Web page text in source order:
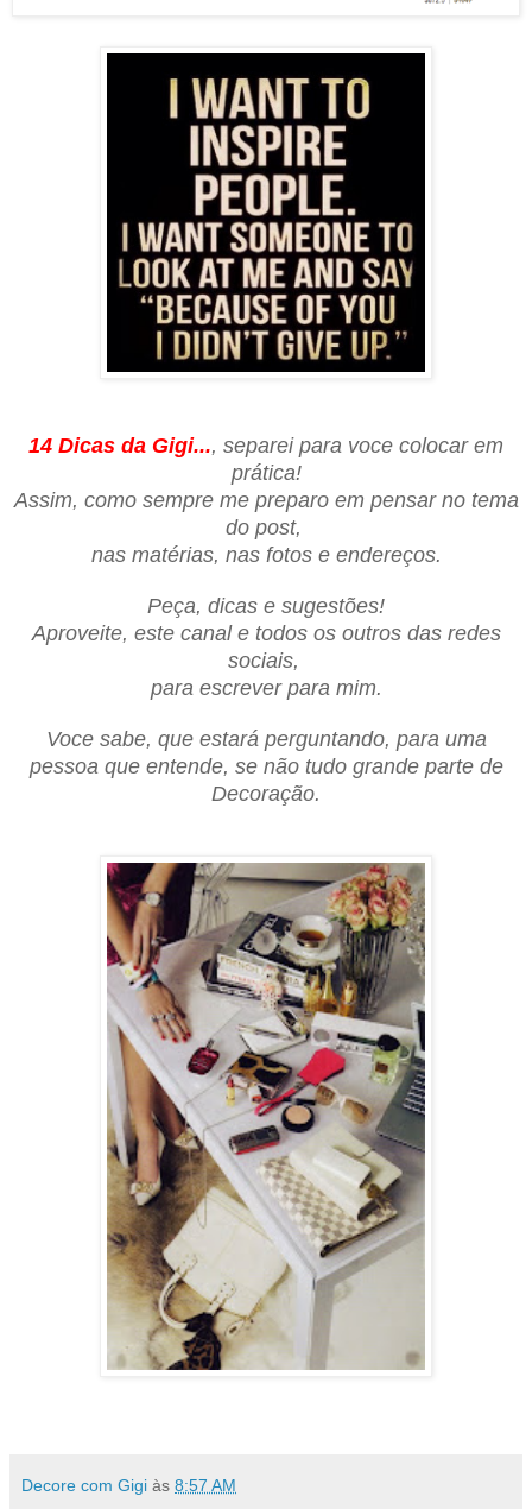
14 Dicas da Gigi..., separei para voce colocar em
prática!
Assim, como sempre me preparo em pensar no tema
do post,
nas matérias, nas fotos e endereços.
Peça, dicas e sugestões!
Aproveite, este canal e todos os outros das redes
sociais,
para escrever para mim.
Voce sabe, que estará perguntando, para uma
pessoa que entende, se não tudo grande partede
Decoração.
Decore com Gigi às 8:57 AM